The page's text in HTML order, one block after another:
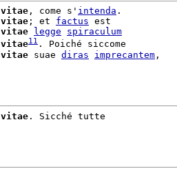
vitae , come s' intenda
vitae ; et factus est
vitae legge
spiraculum
vitae11 . Poiché siccome
vitae suae diras imprecantem ,
vitae . Sicché tutte